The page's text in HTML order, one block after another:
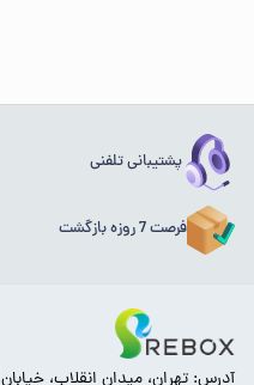
پشتیبانی تلفنی
فرصت 7 روزه بازگشت
آدرس: تهران، میدان انقلاب، خیابان 12 فروردین، کوچه نوروز پلاک 27 طبقه سوم.